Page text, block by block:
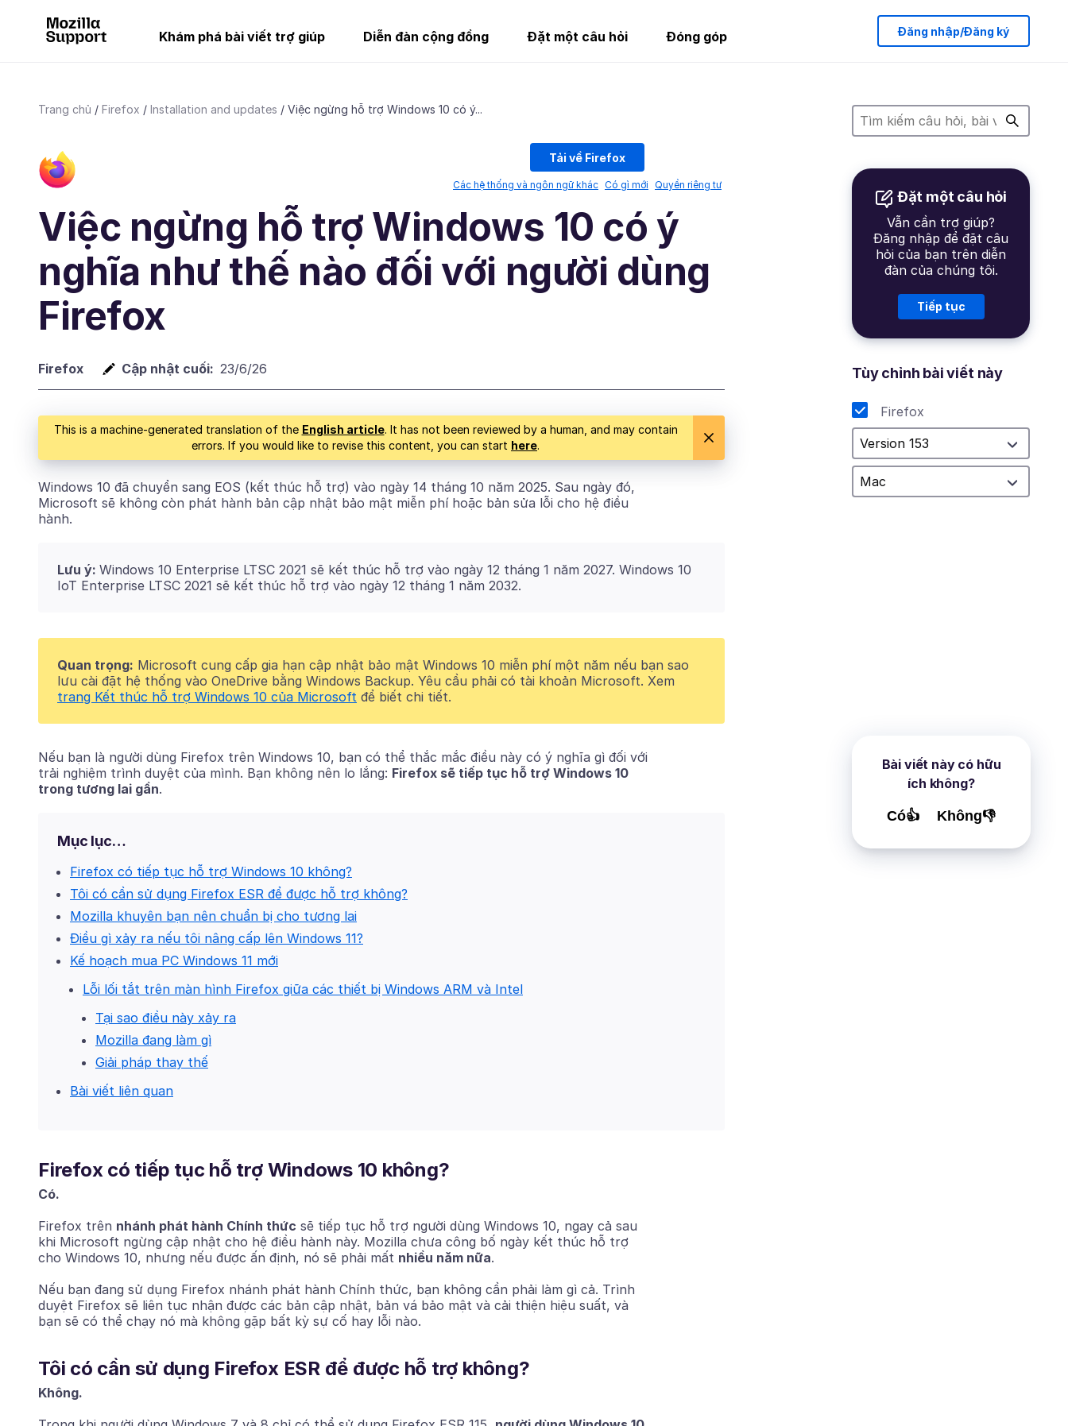
Khám phá bài viết trợ giúp Diễn đàn cộng đồng Đặt một câu hỏi Đóng góp Đăng nhập/Đăng ký
Trang chủ Firefox Installation and updates Việc ngừng hỗ trợ Windows 10 có ý...
Đặt một câu hỏi
Vẫn cần trợ giúp?
Đăng nhập để đặt câu
hỏi của bạn trên diễn
đàn của chúng tôi.
Tiếp tục
Tùy chỉnh bài viết này
Firefox
Bài viết này có hữu
ích không?
Có👍 Không👎
Tải về Firefox
Các hệ thống và ngôn ngữ khác Có gì mới Quyền riêng tư
Việc ngừng hỗ trợ Windows 10 có ý
nghĩa như thế nào đối với người dùng
Firefox
Firefox Cập nhật cuối: 23/6/26
This is a machine-generated translation of the English article. It has not been reviewed by a human, and may contain
errors. If you would like to revise this content, you can start here.
Windows 10 đã chuyển sang EOS (kết thúc hỗ trợ) vào ngày 14 tháng 10 năm 2025. Sau ngày đó,
Microsoft sẽ không còn phát hành bản cập nhật bảo mật miễn phí hoặc bản sửa lỗi cho hệ điều
hành.
Lưu ý: Windows 10 Enterprise LTSC 2021 sẽ kết thúc hỗ trợ vào ngày 12 tháng 1 năm 2027. Windows 10
IoT Enterprise LTSC 2021 sẽ kết thúc hỗ trợ vào ngày 12 tháng 1 năm 2032.
Quan trọng: Microsoft cung cấp gia hạn cập nhật bảo mật Windows 10 miễn phí một năm nếu bạn sao
lưu cài đặt hệ thống vào OneDrive bằng Windows Backup. Yêu cầu phải có tài khoản Microsoft. Xem
trang Kết thúc hỗ trợ Windows 10 của Microsoft để biết chi tiết.
Nếu bạn là người dùng Firefox trên Windows 10, bạn có thể thắc mắc điều này có ý nghĩa gì đối với
trải nghiệm trình duyệt của mình. Bạn không nên lo lắng: Firefox sẽ tiếp tục hỗ trợ Windows 10
trong tương lai gần.
Mục lục…
Firefox có tiếp tục hỗ trợ Windows 10 không?
Tôi có cần sử dụng Firefox ESR để được hỗ trợ không?
Mozilla khuyên bạn nên chuẩn bị cho tương lai
Điều gì xảy ra nếu tôi nâng cấp lên Windows 11?
Kế hoạch mua PC Windows 11 mới
Lỗi lối tắt trên màn hình Firefox giữa các thiết bị Windows ARM và Intel
Tại sao điều này xảy ra
Mozilla đang làm gì
Giải pháp thay thế
Bài viết liên quan
Firefox có tiếp tục hỗ trợ Windows 10 không?
Có.
Firefox trên nhánh phát hành Chính thức sẽ tiếp tục hỗ trợ người dùng Windows 10, ngay cả sau
khi Microsoft ngừng cập nhật cho hệ điều hành này. Mozilla chưa công bố ngày kết thúc hỗ trợ
cho Windows 10, nhưng nếu được ấn định, nó sẽ phải mất nhiều năm nữa.
Nếu bạn đang sử dụng Firefox nhánh phát hành Chính thức, bạn không cần phải làm gì cả. Trình
duyệt Firefox sẽ liên tục nhận được các bản cập nhật, bản vá bảo mật và cải thiện hiệu suất, và
bạn sẽ có thể chạy nó mà không gặp bất kỳ sự cố hay lỗi nào.
Tôi có cần sử dụng Firefox ESR để được hỗ trợ không?
Không.